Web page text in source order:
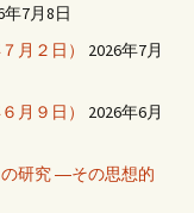
年7月8日
月２日）
2026年7月
月９日）
2026年6月
研究 ―その思想的